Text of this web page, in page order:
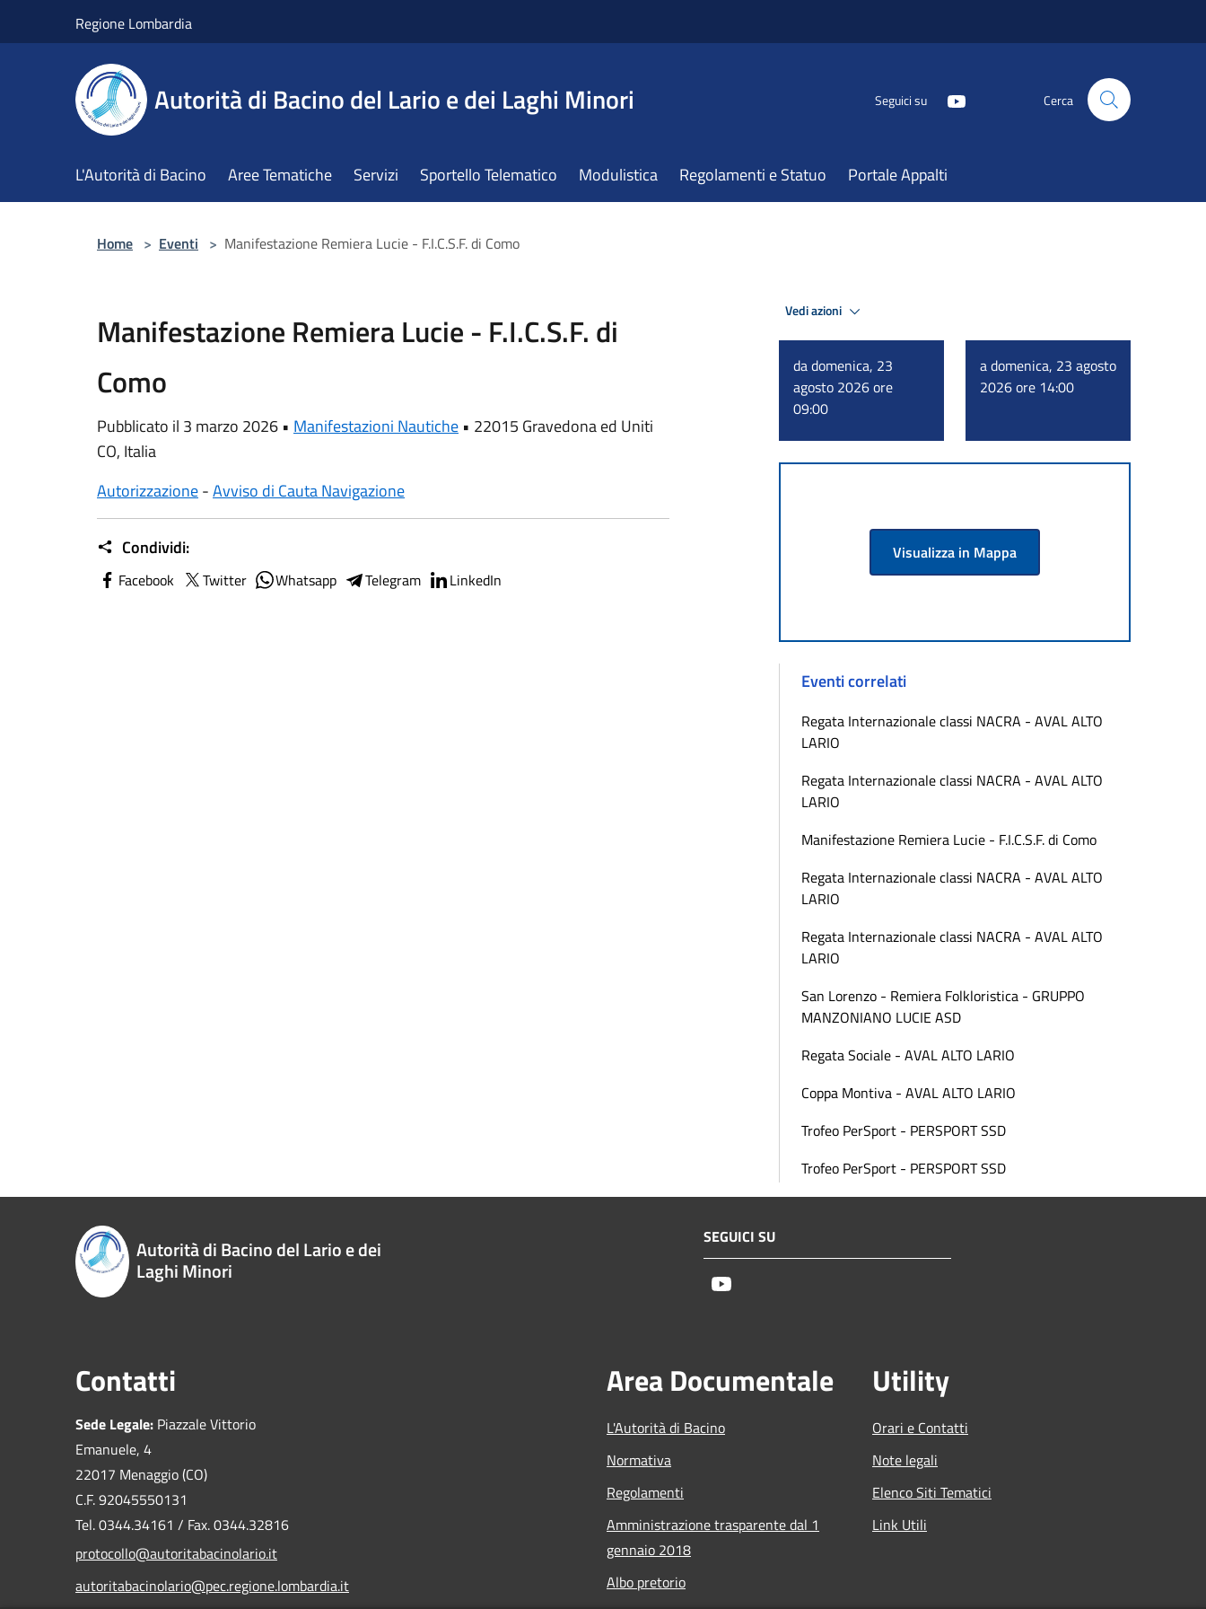
Regione Lombardia
Autorità di Bacino del Lario e dei Laghi Minori Seguici su Cerca
L'Autorità di Bacino Aree Tematiche Servizi Sportello Telematico Modulistica Regolamenti e Statuo Portale Appalti
Home > Eventi > Manifestazione Remiera Lucie - F.I.C.S.F. di Como
Manifestazione Remiera Lucie - F.I.C.S.F. di
Como
Pubblicato il 3 marzo 2026 • Manifestazioni Nautiche • 22015 Gravedona ed Uniti
CO, Italia
Autorizzazione-Avviso di Cauta Navigazione
Condividi:
Facebook Twitter Whatsapp Telegram LinkedIn
Vedi azioni
da domenica, 23
agosto 2026 ore
09:00
a domenica, 23 agosto
2026 ore 14:00
Visualizza in Mappa
Eventi correlati
Regata Internazionale classi NACRA - AVAL ALTO
LARIO
Regata Internazionale classi NACRA - AVAL ALTO
LARIO
Manifestazione Remiera Lucie - F.I.C.S.F. di Como
Regata Internazionale classi NACRA - AVAL ALTO
LARIO
Regata Internazionale classi NACRA - AVAL ALTO
LARIO
San Lorenzo - Remiera Folkloristica - GRUPPO
MANZONIANO LUCIE ASD
Regata Sociale - AVAL ALTO LARIO
Coppa Montiva - AVAL ALTO LARIO
Trofeo PerSport - PERSPORT SSD
Trofeo PerSport - PERSPORT SSD
Autorità di Bacino del Lario e dei
Laghi Minori
SEGUICI SU
Contatti
Sede Legale: Piazzale Vittorio
Emanuele, 4
22017 Menaggio (CO)
C.F. 92045550131
Tel. 0344.34161 / Fax. 0344.32816
protocollo@autoritabacinolario.it
autoritabacinolario@pec.regione.lombardia.it
Area Documentale
L'Autorità di Bacino
Normativa
Regolamenti
Amministrazione trasparente dal 1
gennaio 2018
Albo pretorio
Utility
Orari e Contatti
Note legali
Elenco Siti Tematici
Link Utili